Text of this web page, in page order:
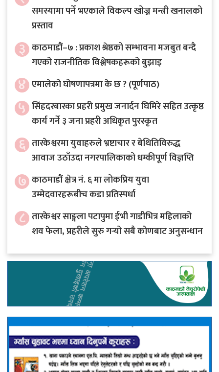
समस्यामा पर्ने भएकाले विकल्प खोज्न मन्त्री खनालको
प्रस्ताव
३ काठमाडौं–७ : प्रकाश श्रेष्ठको सम्भावना मजबुत बन्दै
गएको राजनीतिक विश्लेषकहरूको बुझाइ
४ एमालेको घोषणापत्रमा के छ ? (पूर्णपाठ)
५ सिंहदरबारका प्रहरी प्रमुख जनार्दन घिमिरे सहित उत्कृष्ठ
कार्य गर्ने ३ जना प्रहरी अधिकृत पुरस्कृत
६ तारकेश्वरमा युवाहरुले भ्रष्टाचार र बेथितिविरुद्ध
आवाज उठाँउदा नगरपालिकाको धम्कीपूर्ण विज्ञप्ति
७ काठमाडौं क्षेत्र नं. ६ मा लोकप्रिय युवा
उम्मेदवारहरूबीच कडा प्रतिस्पर्धा
८ तारकेश्वर साङ्गला पटापुमा ईभी गाडीभित्र महिलाको
शव फेला, प्रहरीले सुरु गर्‍यो सबै कोणबाट अनुसन्धान